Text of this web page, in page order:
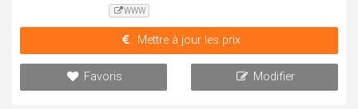
WWW
Mettre à jour les prix
Favoris Modifier